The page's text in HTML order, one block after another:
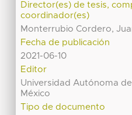
Director(es) de tesis,
coordinador(es)
Monterrubio Cordero,
Fecha de publicación
2021-06-10
Editor
Universidad Autónoma
México
Tipo de documento